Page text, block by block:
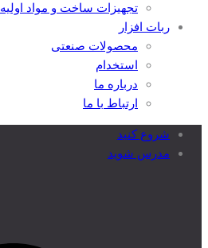
تجهیزات ساخت و مواد اولیه
ربات افزار
محصولات صنعتی
استخدام
درباره ما
ارتباط با ما
شروع کنید
مدرس شوید